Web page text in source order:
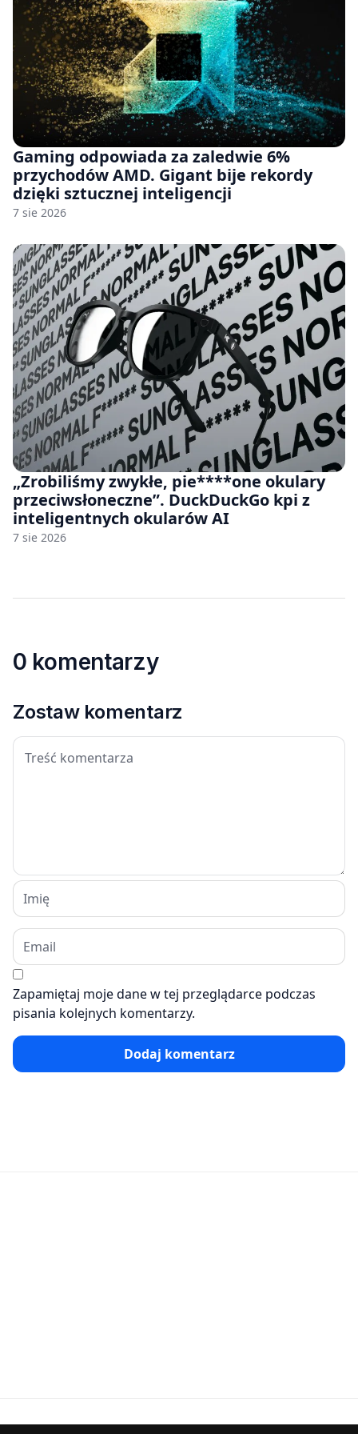
Gaming odpowiada za zaledwie 6%
przychodów AMD. Gigant bije rekordy
dzięki sztucznej inteligencji
7 sie 2026
„Zrobiliśmy zwykłe, pie****one okulary
przeciwsłoneczne”. DuckDuckGo kpi z
inteligentnych okularów AI
7 sie 2026
0 komentarzy
Zostaw komentarz
Zapamiętaj moje dane w tej przeglądarce podczas
pisania kolejnych komentarzy.
Dodaj komentarz